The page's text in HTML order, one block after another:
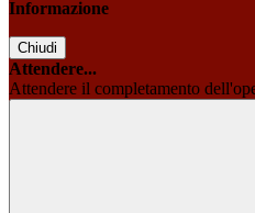
Informazione
Chiudi
Attendere...
Attendere il completamento